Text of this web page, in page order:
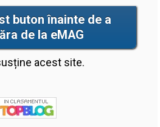
buton înainte de a
de la eMAG
acest site.